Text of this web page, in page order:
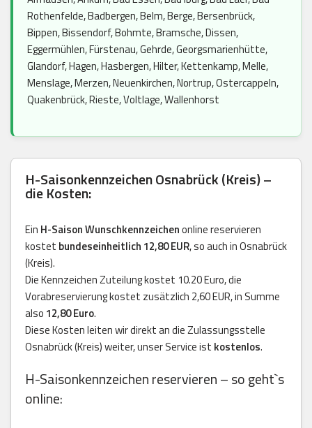
Rothenfelde, Badbergen, Belm, Berge, Bersenbrück,
Bippen, Bissendorf, Bohmte, Bramsche, Dissen,
Eggermühlen, Fürstenau, Gehrde, Georgsmarienhütte,
Glandorf, Hagen, Hasbergen, Hilter, Kettenkamp, Melle,
Menslage, Merzen, Neuenkirchen, Nortrup, Ostercappeln,
Quakenbrück, Rieste, Voltlage, Wallenhorst
H-Saisonkennzeichen Osnabrück (Kreis) –
die Kosten:
Ein H-Saison Wunschkennzeichenonline reservieren
kostet bundeseinheitlich 12,80 EUR, so auch in Osnabrück
(Kreis).
Die Kennzeichen Zuteilung kostet 10.20 Euro, die
Vorabreservierung kostet zusätzlich 2,60 EUR, in Summe
also 12,80 Euro.
Diese Kosten leiten wir direkt an die Zulassungsstelle
Osnabrück (Kreis) weiter, unser Service ist kostenlos.
H-Saisonkennzeichen reservieren – so geht`s
online: